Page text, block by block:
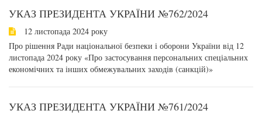
УКАЗ ПРЕЗИДЕНТА УКРАЇНИ №762/2024
12 листопада 2024 року
Про рішення Ради національної безпеки і оборони України від 12
листопада 2024 року «Про застосування персональних спеціальних
економічних та інших обмежувальних заходів (санкцій)»
УКАЗ ПРЕЗИДЕНТА УКРАЇНИ №761/2024